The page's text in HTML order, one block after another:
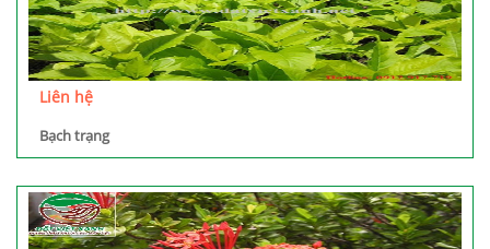
Liên hệ
Bạch trạng